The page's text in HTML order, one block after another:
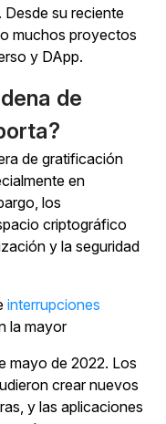
su reciente
muchos proyectos
y DApp.
de
de gratificación
en
los
criptográfico
y la seguridad
interrupciones
la mayor
mayo de 2022. Los
crear nuevos
y las aplicaciones